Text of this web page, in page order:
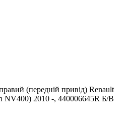
(передній привід) Renault
NV400) 2010 -, 440006645R Б/В